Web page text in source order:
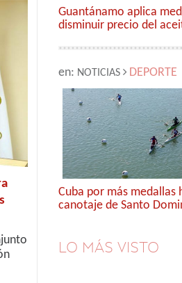
Guantánamo aplica
disminuir precio del
en: NOTICIAS DEPORTE
Cuba por más medallas
canotaje de Santo
LO MÁS VISTO